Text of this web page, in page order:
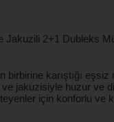
Jakuzili 2+1 Dubleks
karıştığı
ve jakuzisiyle huzur
için konforlu ve